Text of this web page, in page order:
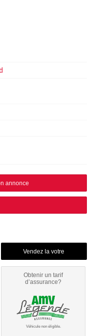
annonce
Obtenir un tarif
d’assurance?
Véhicule non éligible.